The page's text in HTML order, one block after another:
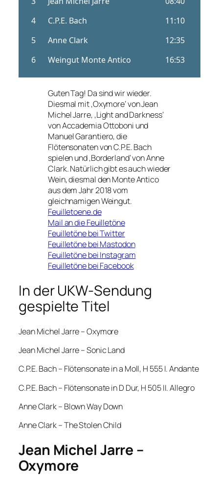
Guten Tag! Da sind wir wieder.
Diesmal mit ‚Oxymore‘ von Jean
Michel Jarre, ‚Light and Darkness‘
von Accademia Ottoboni und
Manuel Garantiero, die
Flötensonaten von C.P.E. Bach
spielen und ‚Borderland‘ von Anne
Clark. Natürlich gibt es auch wieder
Wein, diesmal den Monte Antico
aus dem Jahr 2018 vom
gleichnamigen Weingut.
Feuilletoene.de
Mail an die Feuilletöne
Feuilletöne bei Twitter
Feuilletöne bei Mastodon
Feuilletöne bei Instagram
Feuilletöne bei Facebook
In der UKW-Sendung
gespielte Titel
Jean Michel Jarre – Oxymore
Jean Michel Jarre – Sonic Land
C.P.E. Bach – Flötensonate in a Moll, H 555 I. Andante
C.P.E. Bach – Flötensonate in D Dur, H 505 II. Allegro
Anne Clark – Blown Way Down
Anne Clark – The Stolen Child
Jean Michel Jarre –
Oxymore